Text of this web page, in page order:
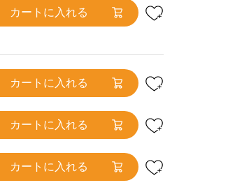
カートに入れる
カートに入れる
カートに入れる
カートに入れる